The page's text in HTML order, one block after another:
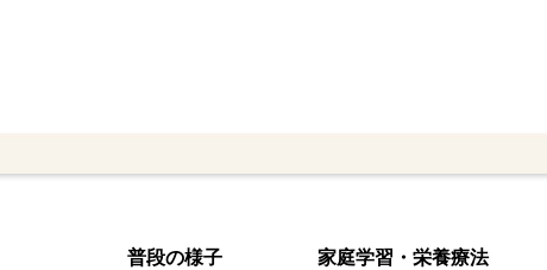
普段の様子 家庭学習・栄養療法